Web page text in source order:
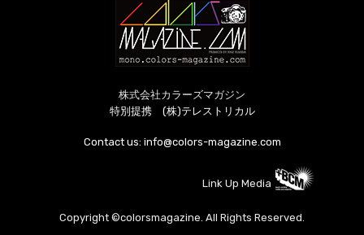
株式会社カラーズマガジン
特別提携 (株)テレストリカル
Contact us: info@colors-magazine.com
Link Up Media
Copyright ©colorsmagazine. All Rights Reserved.